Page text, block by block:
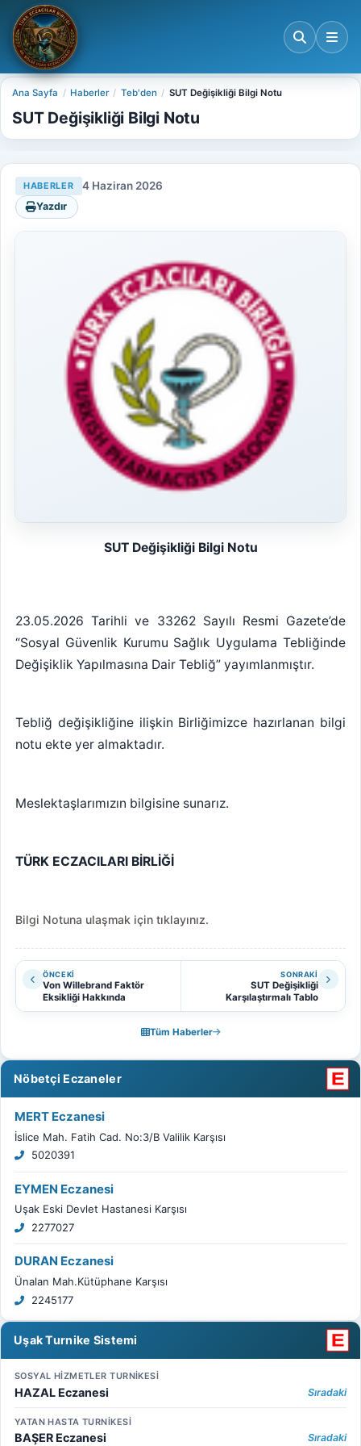
Ana Sayfa Haberler Teb'den SUT Değişikliği Bilgi Notu
SUT Değişikliği Bilgi Notu
HABERLER 4 Haziran 2026
Yazdır
SUT Değişikliği Bilgi Notu
23.05.2026 Tarihli ve 33262 Sayılı Resmi Gazete’de
“Sosyal Güvenlik Kurumu Sağlık Uygulama Tebliğinde
Değişiklik Yapılmasına Dair Tebliğ” yayımlanmıştır.
Tebliğ değişikliğine ilişkin Birliğimizce hazırlanan bilgi
notu ekte yer almaktadır.
Meslektaşlarımızın bilgisine sunarız.
TÜRK ECZACILARI BİRLİĞİ
Bilgi Notuna ulaşmak için tıklayınız.
ÖNCEKI
Von Willebrand Faktör
Eksikliği Hakkında
SONRAKI
SUT Değişikliği
Karşılaştırmalı Tablo
Tüm Haberler
Nöbetçi Eczaneler
MERT Eczanesi
İslice Mah. Fatih Cad. No:3/B Valilik Karşısı
5020391
EYMEN Eczanesi
Uşak Eski Devlet Hastanesi Karşısı
2277027
DURAN Eczanesi
Ünalan Mah.Kütüphane Karşısı
2245177
Uşak Turnike Sistemi
SOSYAL HİZMETLER TURNİKESİ
HAZAL Eczanesi Sıradaki
YATAN HASTA TURNİKESİ
BAŞER Eczanesi Sıradaki